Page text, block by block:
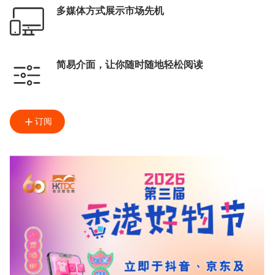
多媒体方式展示市场先机
简易介面，让你随时随地轻松阅读
订阅